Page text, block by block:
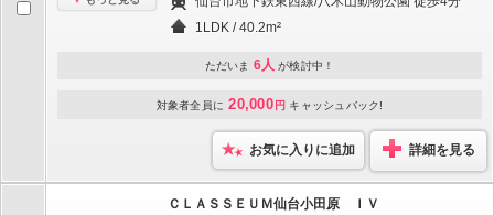
1LDK / 40.2m²
ただいま 6人 が検討中！
対象者全員に 20,000 円 キャッシュバック!
お気に入りに追加 詳細を見る
ＣＬＡＳＳＥＵＭ仙台小田原 ＩＶ